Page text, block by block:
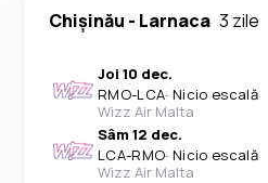
Chişinău - Larnaca 3 zile
Joi 10 dec.
RMO-LCA· Nicio escală
Wizz Air Malta
Sâm 12 dec.
LCA-RMO· Nicio escală
Wizz Air Malta